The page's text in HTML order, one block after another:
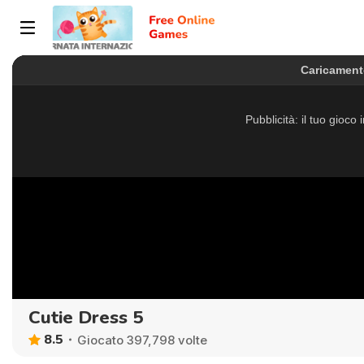
Cutie Dress 5
8.5 Giocato 397,798 volte